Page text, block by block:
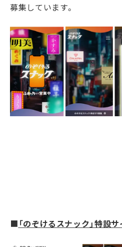
募集しています。
■ 「のぞけるスナック」特設